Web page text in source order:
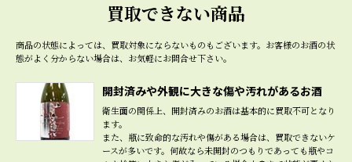
買取できない商品
商品の状態によっては、買取対象にならないものもございます。 お客様のお酒の状
態がよく分からない場合は、お気軽にお問合せ下さい。
開封済みや外観に大きな傷や汚れがあるお酒
衛生面の関係上、開封済みのお酒は基本的に買取不可となり
ます。
また、瓶に致命的な汚れや傷がある場合は、買取できないケ
ースが多いです。何故なら未開封のつもりであっても瓶やコ